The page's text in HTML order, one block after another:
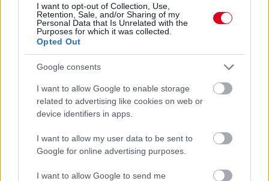
I want to opt-out of Collection, Use,
Retention, Sale, and/or Sharing of my
Personal Data that Is Unrelated with the
Purposes for which it was collected.
Opted Out
Google consents
I want to allow Google to enable storage
related to advertising like cookies on web or
device identifiers in apps.
I want to allow my user data to be sent to
Google for online advertising purposes.
I want to allow Google to send me
előző hírek következő hírek
Hallgasd meg a Formula Podcast
legfrissebb adását!
Kövess minket a Facebookon